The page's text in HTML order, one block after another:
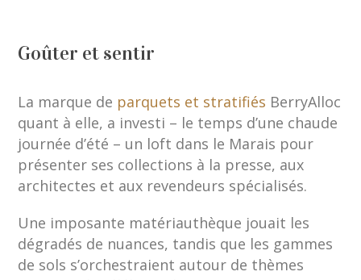
Goûter et sentir
La marque de parquets et stratifiés BerryAlloc
quant à elle, a investi – le temps d’une chaude
journée d’été – un loft dans le Marais pour
présenter ses collections à la presse, aux
architectes et aux revendeurs spécialisés.
Une imposante matériauthèque jouait les
dégradés de nuances, tandis que les gammes
de sols s’orchestraient autour de thèmes